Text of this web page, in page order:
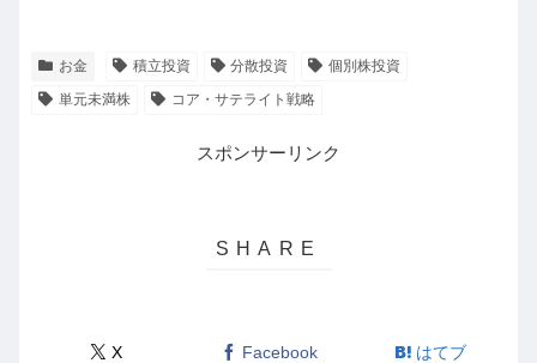
お金 積立投資 分散投資
個別株投資
単元未満株
コア・サテライト戦略
スポンサーリンク
X Facebook はてブ